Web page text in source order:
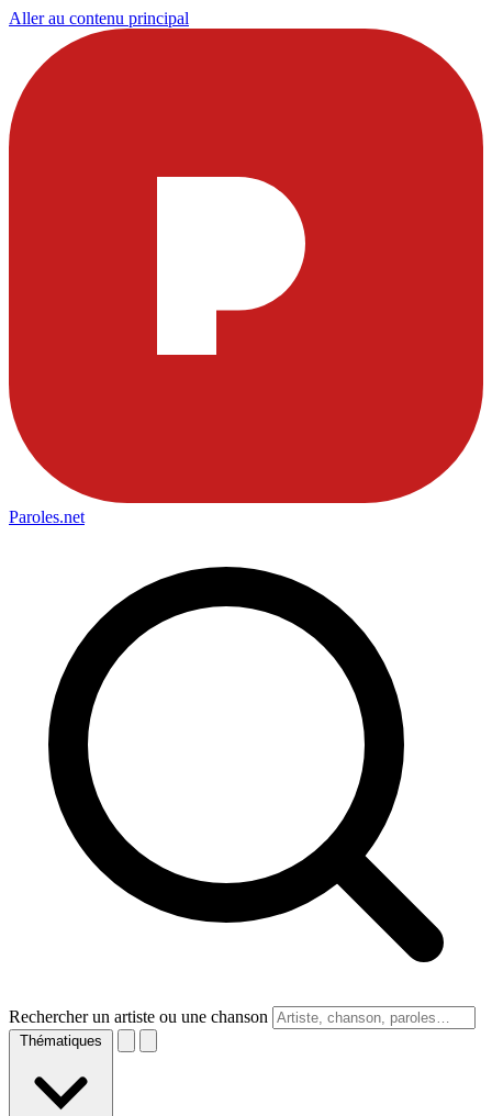
Aller au contenu principal
Paroles.net
Rechercher un artiste ou une chanson
Thématiques